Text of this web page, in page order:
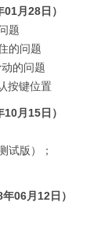
月28日）
题
的问题
的问题
按键位置
月15日）
试版）；
06月12日）